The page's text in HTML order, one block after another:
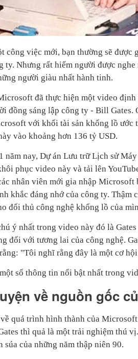
công việc mới, bạn thường sẽ
ty. Nhưng rất hiếm người được
người giàu nhất hành tinh.
đã thực hiện một video
đồng sáng lập công ty - Bill Gates.
với khối tài sản khổng lồ ước
vào khoảng hơn 136 tỷ USD.
năm nay, Dự án Lưu trữ Lịch sử
phục video này và tải lên
nhân viên mới gia nhập
khắc đáng nhớ của công ty. Thậm
đối thủ công nghệ khổng lồ của
ý nhất trong video này đó là
đối với tương lai của công nghệ.
"Tôi nghĩ rằng đây là một cơ
số thông tin nổi bật nhất trong
về nguồn gốc
quá trình hình thành của
thì quả là một trải nghiệm thú
súa của những năm thập niên 90.